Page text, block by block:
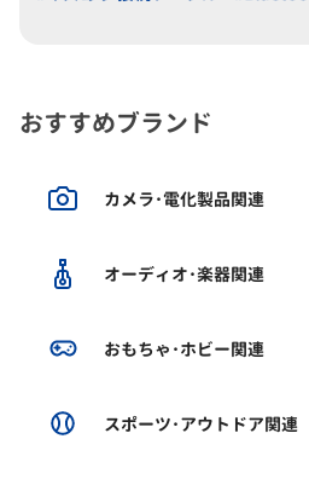
おすすめブランド
カメラ･電化製品関連
オーディオ･楽器関連
おもちゃ･ホビー関連
スポーツ･アウトドア関連